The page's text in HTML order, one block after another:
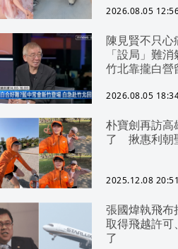
2026.08.05
陳見賢不只心
「設局」難
竹北靠攏白營
2026.08.05
朴寶劍再訪
了 揪惠利朝
2025.12.08 20:51
張國煒執飛布
取得飛越許
了